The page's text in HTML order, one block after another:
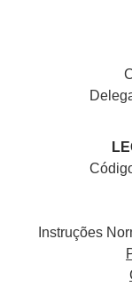
Instruções